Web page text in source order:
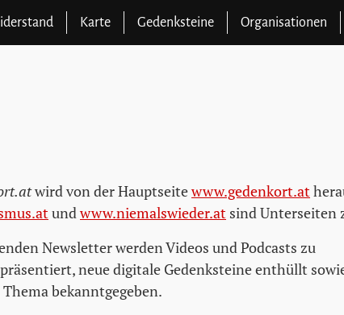
Karte Gedenksteine Organisationen
wird von der Hauptseitewww.gedenkort.at
undwww.niemalswieder.at sind Unterseiten
Newsletter werden Videos und Podcasts zu
neue digitale Gedenksteine enthüllt
bekanntgegeben.